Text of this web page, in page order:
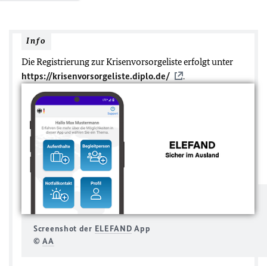
Info
Die Registrierung zur Krisenvorsorgeliste erfolgt unter
https://krisenvorsorgeliste.diplo.de/
.
Screenshot der ELEFAND App
©AA